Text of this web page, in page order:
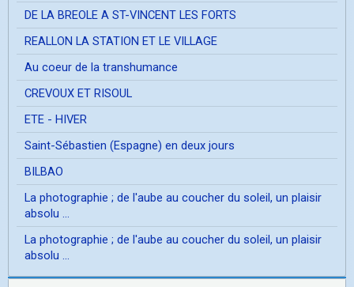
DE LA BREOLE A ST-VINCENT LES FORTS
REALLON LA STATION ET LE VILLAGE
Au coeur de la transhumance
CREVOUX ET RISOUL
ETE - HIVER
Saint-Sébastien (Espagne) en deux jours
BILBAO
La photographie ; de l'aube au coucher du soleil, un plaisir
absolu ...
La photographie ; de l'aube au coucher du soleil, un plaisir
absolu ...